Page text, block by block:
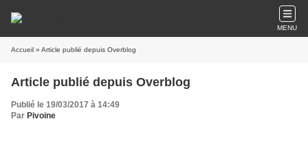
MENU
Accueil » Article publié depuis Overblog
Article publié depuis Overblog
Publié le 19/03/2017 à 14:49
Par Pivoine